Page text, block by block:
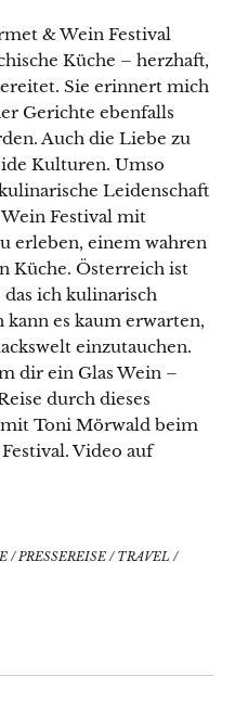
& Wein Festival
Küche – herzhaft,
Sie erinnert mich
Gerichte ebenfalls
Auch die Liebe zu
Kulturen. Umso
Leidenschaft
Festival mit
erleben, einem wahren
Küche. Österreich ist
ich kulinarisch
kann es kaum erwarten,
einzutauchen.
dir ein Glas Wein –
durch dieses
Toni Mörwald beim
Video auf
/PRESSEREISE / TRAVEL /
Portion
Postfach?
du 1–2 Mal pro
meinen neuesten
den Alltag in der
Inspiration und